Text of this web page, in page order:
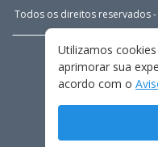
Todos os direitos reservados -
TERMOS
Utilizamos
aprimorar sua
acordo com o